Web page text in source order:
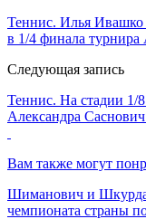
Теннис. Илья
в 1/4 финала
Следующая запись
Теннис. На стадии 1/
Александра
Вам также могут
Шиманович и
чемпионата страны